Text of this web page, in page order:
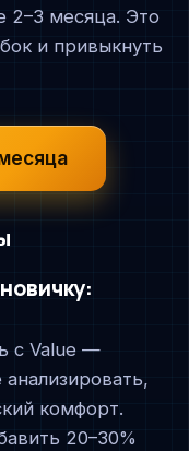
2–3 месяца. Это
и привыкнуть
с Value —
комфорт.
20–30%